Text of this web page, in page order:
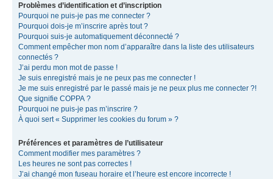
Problèmes d’identification et d’inscription
Pourquoi ne puis-je pas me connecter ?
Pourquoi dois-je m’inscrire après tout ?
Pourquoi suis-je automatiquement déconnecté ?
Comment empêcher mon nom d’apparaître dans la liste des utilisateurs
connectés ?
J’ai perdu mon mot de passe !
Je suis enregistré mais je ne peux pas me connecter !
Je me suis enregistré par le passé mais je ne peux plus me connecter ?!
Que signifie COPPA ?
Pourquoi ne puis-je pas m’inscrire ?
À quoi sert « Supprimer les cookies du forum » ?
Préférences et paramètres de l’utilisateur
Comment modifier mes paramètres ?
Les heures ne sont pas correctes !
J’ai changé mon fuseau horaire et l’heure est encore incorrecte !